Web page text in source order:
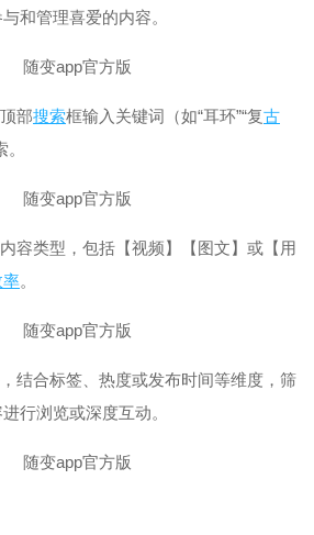
和管理喜爱的内容。
部搜索框输入关键词（如“耳环”“复古
容类型，包括【视频】【图文】或【用
率。
结合标签、热度或发布时间等维度，筛
行浏览或深度互动。